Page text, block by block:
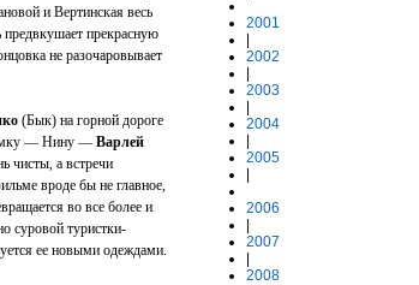
и Вертинская весь
прекрасную
не разочаровывает
(Бык) на горной дороге
— Нину — Варлей
чисты, а встречи
вроде бы не главное,
во все более и
суровой туристки-
ее новыми одеждами.
2001
2002
2003
2004
2005
2006
2007
2008